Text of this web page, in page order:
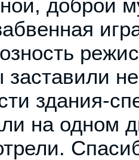
доброй
заставили
здания-
на одном